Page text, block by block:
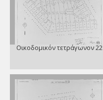
Οικοδομικόν τετράγωνον 22